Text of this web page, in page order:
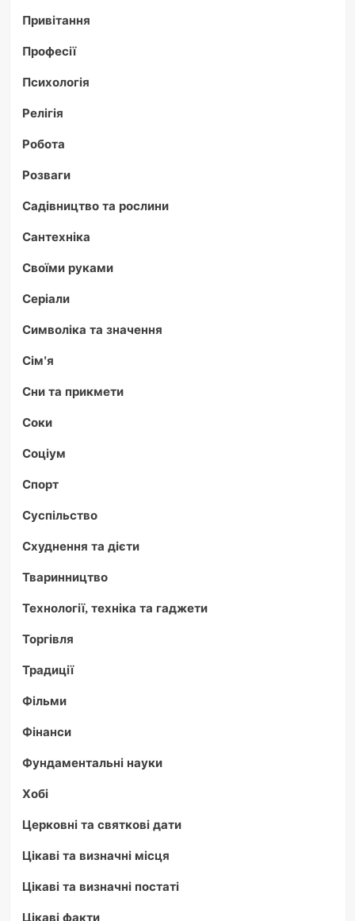
Привітання
Професії
Психологія
Релігія
Робота
Розваги
Садівництво та рослини
Сантехніка
Своїми руками
Серіали
Символіка та значення
Сім'я
Сни та прикмети
Соки
Соціум
Спорт
Суспільство
Схуднення та дієти
Тваринництво
Технології, техніка та гаджети
Торгівля
Традиції
Фільми
Фінанси
Фундаментальні науки
Хобі
Церковні та святкові дати
Цікаві та визначні місця
Цікаві та визначні постаті
Цікаві факти